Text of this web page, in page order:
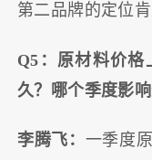
第二品牌的定位
Q5：原材料价
久？哪个季度影响
李腾飞： 一季度